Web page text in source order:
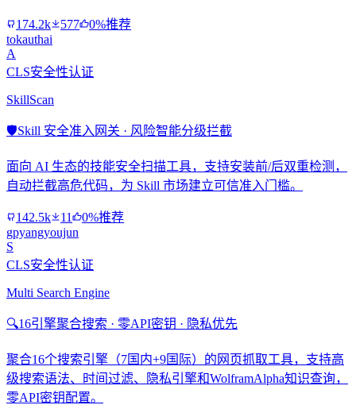
174.2k 577
0%推荐
tokauthai
A
CLS安全性认证
SkillScan
🛡️Skill 安全准入网关 · 风险智能分级拦截
面向 AI 生态的技能安全扫描工具，支持安装前/后双重检测，
自动拦截高危代码，为 Skill 市场建立可信准入门槛。
142.5k 11
0%推荐
gpyangyoujun
S
CLS安全性认证
Multi Search Engine
🔍16引擎聚合搜索 · 零API密钥 · 隐私优先
聚合16个搜索引擎（7国内+9国际）的网页抓取工具，支持高
级搜索语法、时间过滤、隐私引擎和WolframAlpha知识查询，
零API密钥配置。